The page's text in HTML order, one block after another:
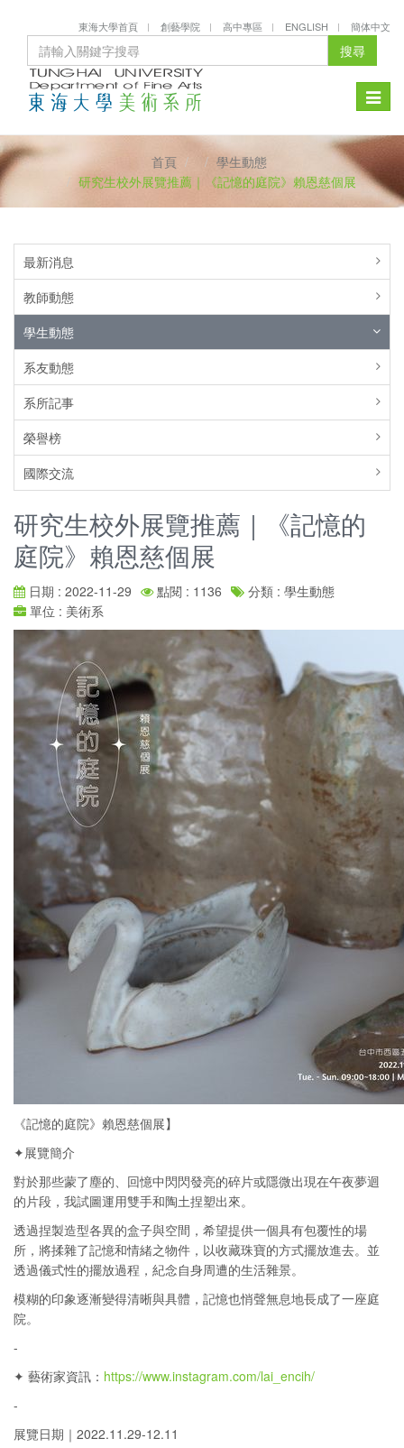
東海大學首頁 創藝學院 高中專區 ENGLISH 簡体中文
搜尋
Toggle
首頁
學生動態
研究生校外展覽推薦｜《記憶的庭院》賴恩慈個展
最新消息
教師動態
學生動態
系友動態
系所記事
榮譽榜
國際交流
研究生校外展覽推薦｜《記憶的
庭院》賴恩慈個展
日期 : 2022-11-29 點閱 : 1136
分類 : 學生動態
單位 : 美術系
《記憶的庭院》賴恩慈個展】
✦展覽簡介
對於那些蒙了塵的、回憶中閃閃發亮的碎片或隱微出現在午夜夢迴
的片段，我試圖運用雙手和陶土捏塑出來。
透過捏製造型各異的盒子與空間，希望提供一個具有包覆性的場
所，將揉雜了記憶和情緒之物件，以收藏珠寶的方式擺放進去。並
透過儀式性的擺放過程，紀念自身周遭的生活雜景。
模糊的印象逐漸變得清晰與具體，記憶也悄聲無息地長成了一座庭
院。
-
✦ 藝術家資訊： https://www.instagram.com/lai_encih/
-
展覽日期｜2022.11.29-12.11